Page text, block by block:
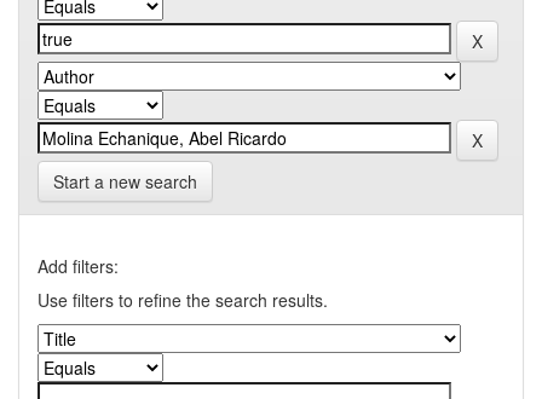
Start a new search
Add filters:
Use filters to refine the search results.